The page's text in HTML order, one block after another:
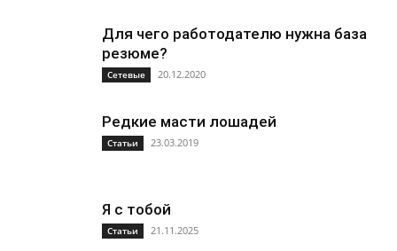
Для чего работодателю нужна база
резюме?
Сетевые 20.12.2020
Редкие масти лошадей
Статьи 23.03.2019
Я с тобой
Статьи 21.11.2025